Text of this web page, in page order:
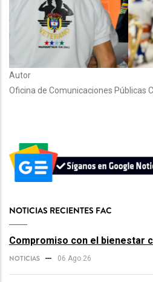
Autor
Oficina de Comunicaciones Públicas
NOTICIAS RECIENTES FAC
Compromiso con el bienestar
NOTICIAS 06 Ago 26